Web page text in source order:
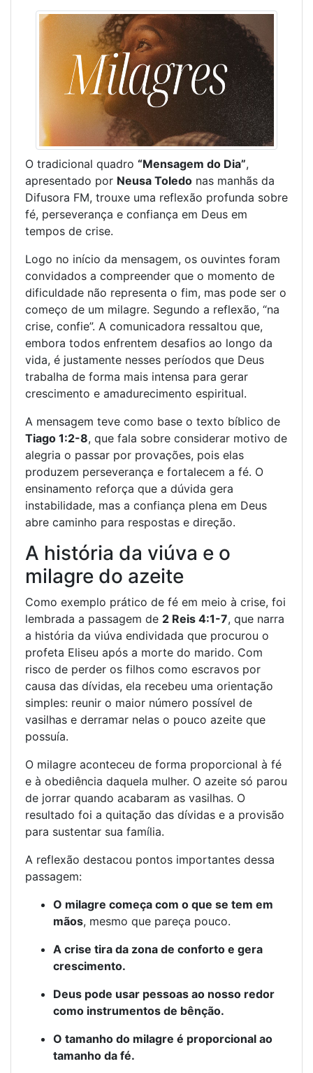
O tradicional quadro “Mensagem do Dia”,
apresentado por Neusa Toledo nas manhãs da
Difusora FM, trouxe uma reflexão profunda sobre
fé, perseverança e confiança em Deus em
tempos de crise.
Logo no início da mensagem, os ouvintes foram
convidados a compreender que o momento de
dificuldade não representa o fim, mas pode ser o
começo de um milagre. Segundo a reflexão, “na
crise, confie”. A comunicadora ressaltou que,
embora todos enfrentem desafios ao longo da
vida, é justamente nesses períodos que Deus
trabalha de forma mais intensa para gerar
crescimento e amadurecimento espiritual.
A mensagem teve como base o texto bíblico de
Tiago 1:2-8, que fala sobre considerar motivo de
alegria o passar por provações, pois elas
produzem perseverança e fortalecem a fé. O
ensinamento reforça que a dúvida gera
instabilidade, mas a confiança plena em Deus
abre caminho para respostas e direção.
A história da viúva e o
milagre do azeite
Como exemplo prático de fé em meio à crise, foi
lembrada a passagem de 2 Reis 4:1-7, que narra
a história da viúva endividada que procurou o
profeta Eliseu após a morte do marido. Com
risco de perder os filhos como escravos por
causa das dívidas, ela recebeu uma orientação
simples: reunir o maior número possível de
vasilhas e derramar nelas o pouco azeite que
possuía.
O milagre aconteceu de forma proporcional à fé
e à obediência daquela mulher. O azeite só parou
de jorrar quando acabaram as vasilhas. O
resultado foi a quitação das dívidas e a provisão
para sustentar sua família.
A reflexão destacou pontos importantes dessa
passagem:
O milagre começa com o que se tem em
mãos, mesmo que pareça pouco.
A crise tira da zona de conforto e gera
crescimento.
Deus pode usar pessoas ao nosso redor
como instrumentos de bênção.
O tamanho do milagre é proporcional ao
tamanho da fé.